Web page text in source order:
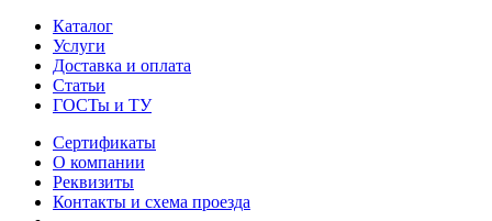
Каталог
Услуги
Доставка и оплата
Статьи
ГОСТы и ТУ
Сертификаты
О компании
Реквизиты
Контакты и схема проезда